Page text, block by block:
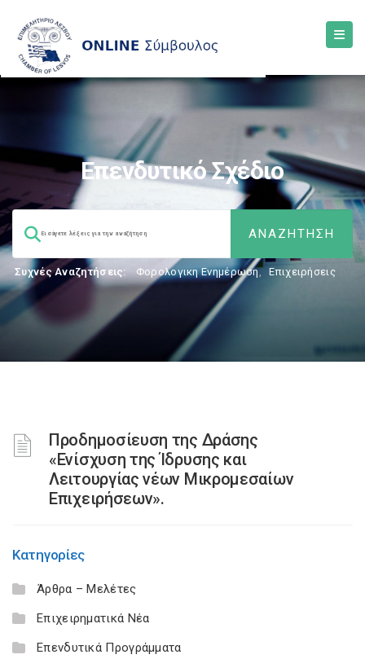
Επενδυτικό Σχέδιο
Συχνές Αναζητήσεις: Φορολογικη Ενημέρωση, Επιχειρήσεις
Προδημοσίευση της Δράσης
«Ενίσχυση της Ίδρυσης και
Λειτουργίας νέων Μικρομεσαίων
Επιχειρήσεων».
Κατηγορίες
Άρθρα – Μελέτες
Επιχειρηματικά Νέα
Επενδυτικά Προγράμματα